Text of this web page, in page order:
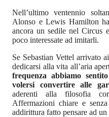
Nell’ultimo ventennio
Alonso e Lewis Hamilton
ancora un sedile nel Circus
poco interessate ad imitarli.
Se Sebastian Vettel arrivato
dedicarsi alla vita all’aria
frequenza abbiamo
volersi convertire alle
aderenti alla filosofia
Affermazioni chiare e
addirittura fatto pensare ad